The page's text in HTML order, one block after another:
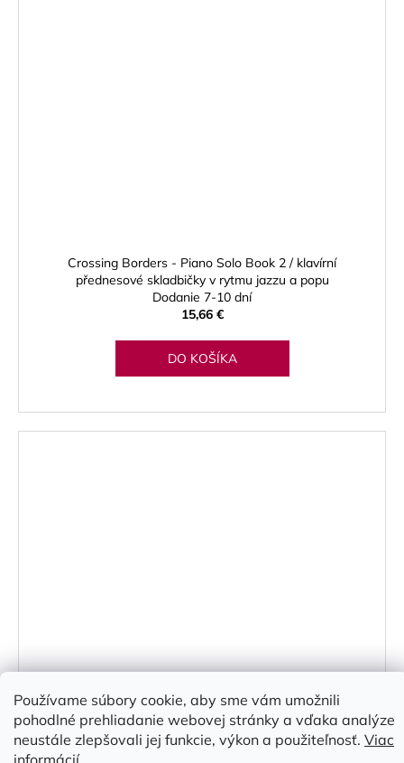
Používame súbory cookie, aby sme vám umožnili
pohodlné prehliadanie webovej stránky a vďaka analýze
neustále zlepšovali jej funkcie, výkon a použiteľnosť. Viac
informácií
Crossing Borders - Piano Solo Book 2 / klavírní
přednesové skladbičky v rytmu jazzu a popu
Dodanie 7-10 dní
15,66 €
DO KOŠÍKA
Crossing Borders - Piano Solo Book 1 / klavírní
přednesové skladbičky v rytmu jazzu a popu